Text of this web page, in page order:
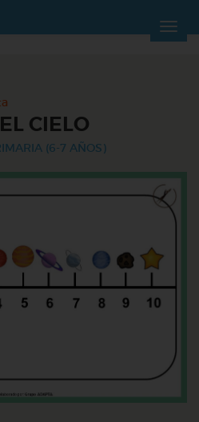
CIELO
(6-7 AÑOS)